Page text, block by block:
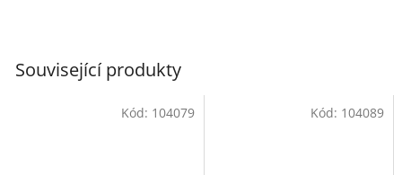
A
Související produkty
Kód: 104079 Kód: 104089